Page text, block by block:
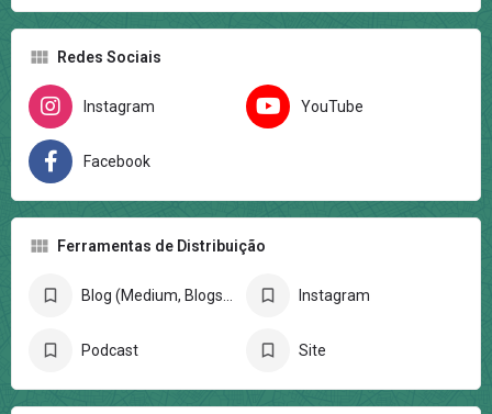
Redes Sociais
Instagram YouTube
Facebook
Ferramentas de Distribuição
Blog (Medium, Blogspot, Wordpress) Instagram
Podcast Site